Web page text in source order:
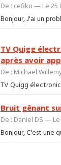
De : cefiko — Le 25
Bonjour, J'ai un
TV Quigg
après avoir
De : Michael
TV Quigg
Bruit gênant
De : Daniel DS —
Bonjour, C'est une